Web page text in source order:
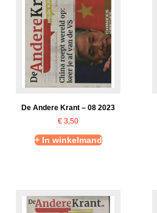
De Andere Krant – 08 2023
€ 3,50
+ In winkelmand